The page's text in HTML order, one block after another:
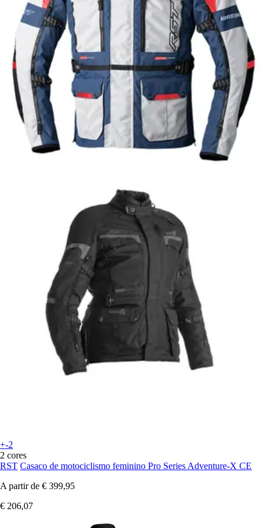
+-2
2 cores
RST Casaco de motociclismo feminino Pro Series Adventure-X CE
A partir de € 399,95
€ 206,07